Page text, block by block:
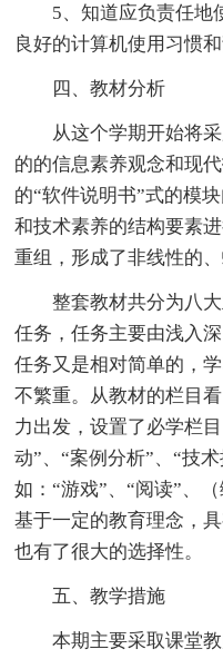
5、知道应负责任地
良好的计算机使用习惯和
四、教材分析
从这个学期开始将
的的信息素养观念和现
的“软件说明书”式的模
和技术素养的结构要素
重组，形成了非线性的
整套教材共分为八
任务，任务主要由浅入
任务又是相对简单的，
不繁重。从教材的栏目
力出发，设置了必学栏
动”、“案例分析”、“技
如：“游戏”、“阅读”、
基于一定的教育理念，
也有了很大的选择性。
五、教学措施
本期主要采取课堂